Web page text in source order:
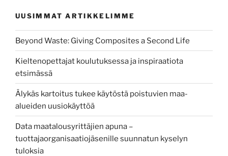
UUSIMMAT ARTIKKELIMME
Beyond Waste: Giving Composites a Second Life
Kieltenopettajat koulutuksessa ja inspiraatiota
etsimässä
Älykäs kartoitus tukee käytöstä poistuvien maa-
alueiden uusiokäyttöä
Data maatalousyrittäjien apuna –
tuottajaorganisaatiojäsenille suunnatun kyselyn
tuloksia